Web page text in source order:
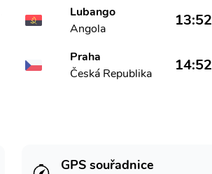
Lubango
Angola
13:52
Praha
Česká Republika
14:52
GPS souřadnice